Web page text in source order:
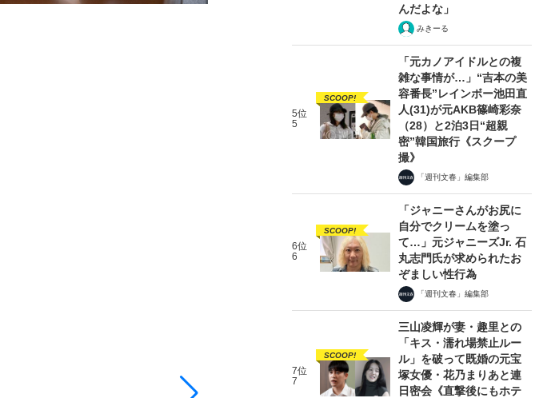
『イッツ・ダ・ボム』『男女最終戦争 池袋ウエストゲー
「稀少なトレーディングカードのカラーコピーを路上
発しようとしたものは何なのか？ 文春地下駐車場に落
「ドラマが終わって池袋
も…」IWGP作者が振り返る、日本中を席巻した“あのこ
男女最終戦争 池袋ウエ
石田 衣良
文藝春秋
2024年9月24日 発売
Amazonで購入する
んだよな」
みきーる
5位
5
SCOOP!
「元カノアイドルとの複
雑な事情が…」“吉本の美
容番長”レインボー池田直
人(31)が元AKB篠崎彩奈
（28）と2泊3日“超親
密”韓国旅行《スクープ
撮》
「週刊文春」編集部
6位
6
SCOOP!
「ジャニーさんがお尻に
自分でクリームを塗っ
て…」元ジャニーズJr. 石
丸志門氏が求められたお
ぞましい性行為
「週刊文春」編集部
7位
7
SCOOP!
三山凌輝が妻・趣里との
「キス・濡れ場禁止ルー
ル」を破って既婚の元宝
塚女優・花乃まりあと連
日密会《直撃後にもホテ